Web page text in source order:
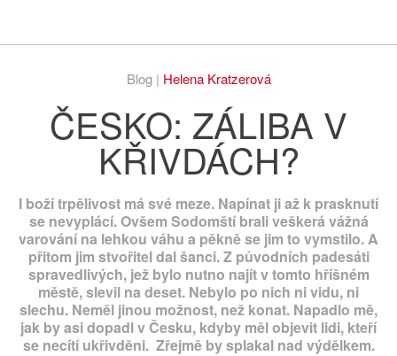
Blog | Helena Kratzerová
ČESKO: ZÁLIBA V
KŘIVDÁCH?
I boží trpělivost má své meze. Napínat ji až k prasknutí
se nevyplácí. Ovšem Sodomští brali veškerá vážná
varování na lehkou váhu a pěkně se jim to vymstilo. A
přitom jim stvořitel dal šanci. Z původních padesáti
spravedlivých, jež bylo nutno najít v tomto hříšném
městě, slevil na deset. Nebylo po nich ni vidu, ni
slechu. Neměl jinou možnost, než konat. Napadlo mě,
jak by asi dopadl v Česku, kdyby měl objevit lidi, kteří
se necítí ukřivděni. Zřejmě by splakal nad výdělkem.